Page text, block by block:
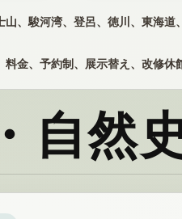
山、駿河湾、登呂、徳川、東海
料金、予約制、展示替え、改修
自然